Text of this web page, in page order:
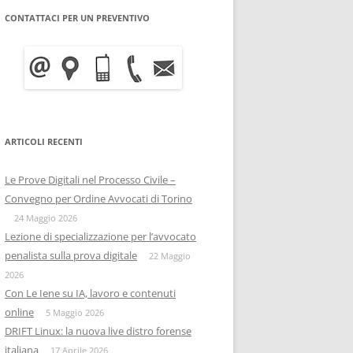
SU TELEGRAM
WRITE BLOCKER: COME
QUANTO COSTA
INFORMATICA GIURIDICA
DATA BREACH
DIGITAL FORENSICS
DISTRIBUZIONE FORENSE
BITCOIN FORENSICS E
BLOCKCHAIN
ONIF
OSINTITALIA
CONTATTACI PER UN PREVENTIVO
ARTICOLI RECENTI
Le Prove Digitali nel Processo Civile –
Convegno per Ordine Avvocati di Torino
24 Maggio 2026
Lezione di specializzazione per l’avvocato
penalista sulla prova digitale
22 Maggio
2026
Con Le Iene su IA, lavoro e contenuti
online
5 Maggio 2026
DRIFT Linux: la nuova live distro forense
italiana
17 Aprile 2026